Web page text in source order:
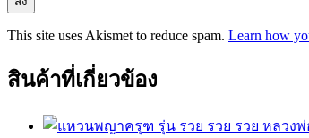
This site uses Akismet to reduce spam. Learn how
สินค้าที่เกี่ยวข้อง